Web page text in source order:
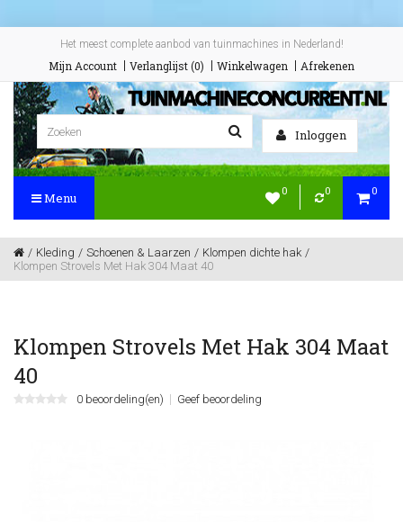
Het meest complete aanbod van tuinmachines in Nederland!
Mijn Account Verlanglijst (0) Winkelwagen Afrekenen
Inloggen
0 0 0
Menu
Kleding Schoenen & Laarzen
Klompen dichte hak
Klompen Strovels Met Hak 304 Maat 40
Klompen Strovels Met Hak 304 Maat
40
0 beoordeling(en) Geef beoordeling